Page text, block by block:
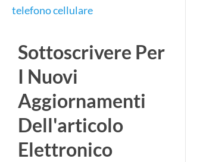
telefono cellulare
Sottoscrivere Per
I Nuovi
Aggiornamenti
Dell'articolo
Elettronico